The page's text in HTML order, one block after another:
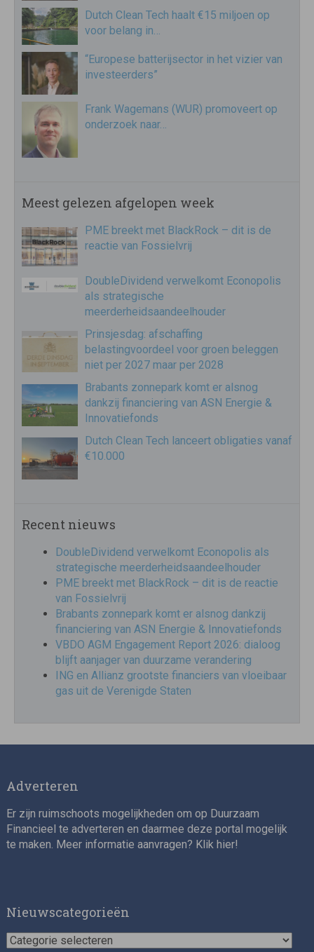
Dutch Clean Tech haalt €15 miljoen op
voor belang in…
“Europese batterijsector in het vizier van
investeerders”
Frank Wagemans (WUR) promoveert op
onderzoek naar…
Meest gelezen afgelopen week
PME breekt met BlackRock – dit is de
reactie van Fossielvrij
DoubleDividend verwelkomt Econopolis
als strategische
meerderheidsaandeelhouder
Prinsjesdag: afschaffing
belastingvoordeel voor groen beleggen
niet per 2027 maar per 2028
Brabants zonnepark komt er alsnog
dankzij financiering van ASN Energie &
Innovatiefonds
Dutch Clean Tech lanceert obligaties vanaf
€10.000
Recent nieuws
DoubleDividend verwelkomt Econopolis als
strategische meerderheidsaandeelhouder
PME breekt met BlackRock – dit is de reactie
van Fossielvrij
Brabants zonnepark komt er alsnog dankzij
financiering van ASN Energie & Innovatiefonds
VBDO AGM Engagement Report 2026: dialoog
blijft aanjager van duurzame verandering
ING en Allianz grootste financiers van vloeibaar
gas uit de Verenigde Staten
Adverteren
Er zijn ruimschoots mogelijkheden om op Duurzaam
Financieel te adverteren en daarmee deze portal mogelijk
te maken. Meer informatie aanvragen? Klik hier!
Nieuwscategorieën
Nieuwscategorieën